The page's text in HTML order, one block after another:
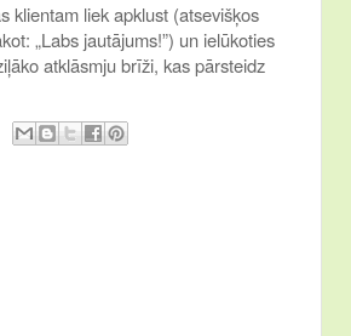
klientam liek apklust (atsevišķos
„Labs jautājums!”) un ielūkoties
atklāsmju brīži, kas pārsteidz